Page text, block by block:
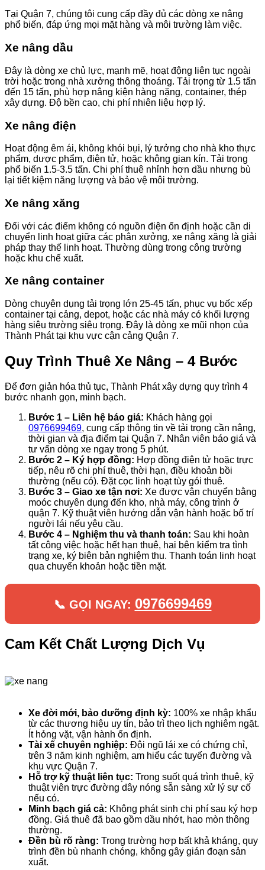
Tại Quận 7, chúng tôi cung cấp đầy đủ các dòng xe nâng
phổ biến, đáp ứng mọi mặt hàng và môi trường làm việc.
Xe nâng dầu
Đây là dòng xe chủ lực, mạnh mẽ, hoạt động liên tục ngoài
trời hoặc trong nhà xưởng thông thoáng. Tải trọng từ 1.5 tấn
đến 15 tấn, phù hợp nâng kiện hàng nặng, container, thép
xây dựng. Độ bền cao, chi phí nhiên liệu hợp lý.
Xe nâng điện
Hoạt động êm ái, không khói bụi, lý tưởng cho nhà kho thực
phẩm, dược phẩm, điện tử, hoặc không gian kín. Tải trọng
phổ biến 1.5-3.5 tấn. Chi phí thuê nhỉnh hơn dầu nhưng bù
lại tiết kiệm năng lượng và bảo vệ môi trường.
Xe nâng xăng
Đối với các điểm không có nguồn điện ổn định hoặc cần di
chuyển linh hoạt giữa các phân xưởng, xe nâng xăng là giải
pháp thay thế linh hoạt. Thường dùng trong công trường
hoặc khu chế xuất.
Xe nâng container
Dòng chuyên dụng tải trọng lớn 25-45 tấn, phục vụ bốc xếp
container tại cảng, depot, hoặc các nhà máy có khối lượng
hàng siêu trường siêu trọng. Đây là dòng xe mũi nhọn của
Thành Phát tại khu vực cận cảng Quận 7.
Quy Trình Thuê Xe Nâng – 4 Bước
Để đơn giản hóa thủ tục, Thành Phát xây dựng quy trình 4
bước nhanh gọn, minh bạch.
Bước 1 – Liên hệ báo giá: Khách hàng gọi
0976699469, cung cấp thông tin về tải trọng cần nâng,
thời gian và địa điểm tại Quận 7. Nhân viên báo giá và
tư vấn dòng xe ngay trong 5 phút.
Bước 2 – Ký hợp đồng: Hợp đồng điện tử hoặc trực
tiếp, nêu rõ chi phí thuê, thời hạn, điều khoản bồi
thường (nếu có). Đặt cọc linh hoạt tùy gói thuê.
Bước 3 – Giao xe tận nơi: Xe được vận chuyển bằng
moóc chuyên dụng đến kho, nhà máy, công trình ở
quận 7. Kỹ thuật viên hướng dẫn vận hành hoặc bố trí
người lái nếu yêu cầu.
Bước 4 – Nghiệm thu và thanh toán: Sau khi hoàn
tất công việc hoặc hết hạn thuê, hai bên kiểm tra tình
trạng xe, ký biên bản nghiệm thu. Thanh toán linh hoạt
qua chuyển khoản hoặc tiền mặt.
📞 GỌI NGAY: 0976699469
Cam Kết Chất Lượng Dịch Vụ
Xe đời mới, bảo dưỡng định kỳ: 100% xe nhập khẩu
từ các thương hiệu uy tín, bảo trì theo lịch nghiêm ngặt.
Ít hỏng vặt, vận hành ổn định.
Tài xế chuyên nghiệp: Đội ngũ lái xe có chứng chỉ,
trên 3 năm kinh nghiệm, am hiểu các tuyến đường và
khu vực Quận 7.
Hỗ trợ kỹ thuật liên tục: Trong suốt quá trình thuê, kỹ
thuật viên trực đường dây nóng sẵn sàng xử lý sự cố
nếu có.
Minh bạch giá cả: Không phát sinh chi phí sau ký hợp
đồng. Giá thuê đã bao gồm dầu nhớt, hao mòn thông
thường.
Đền bù rõ ràng: Trong trường hợp bất khả kháng, quy
trình đền bù nhanh chóng, không gây gián đoạn sản
xuất.